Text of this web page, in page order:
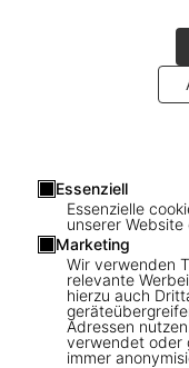
Essenziell
Essenzielle
unserer
Marketing
Wir verwenden
relevante
hierzu auch
Adressen
verwendet oder
immer